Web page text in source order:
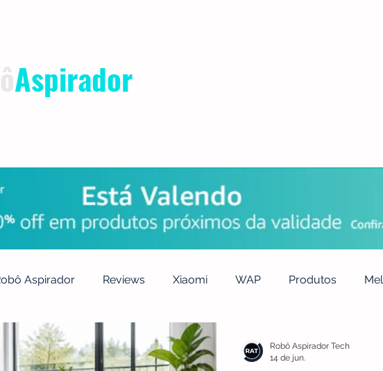
Aspirador
Aspirador Reviews Xiaomi WAP Produtos
DOLPHIN Multilaser Guias Liectroux
Robô Aspirador Tech
14 de jun.